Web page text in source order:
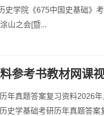
史学院《675中国史基础》
山之会[暨...
参考书教材网课
年真题答案复习资料2026
史学基础考研历年真题答